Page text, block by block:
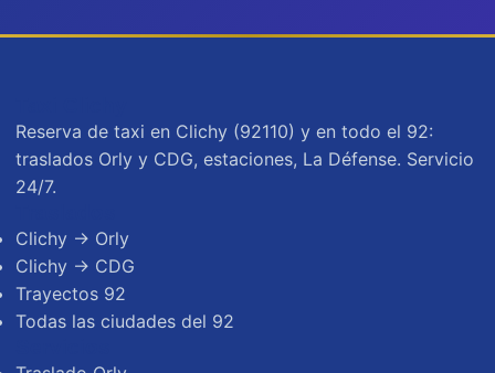
Reserva de taxi en Clichy (92110) y en todo el 92:
traslados Orly y CDG, estaciones, La Défense. Servicio
24/7.
Clichy → Orly
Clichy → CDG
Trayectos 92
Todas las ciudades del 92